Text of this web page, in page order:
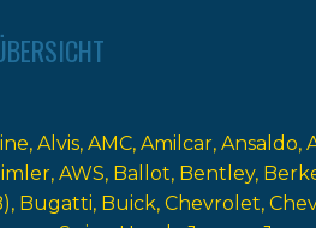
Alvis AMC Amilcar Ansaldo
AWS Ballot Bentley
Bugatti Buick Chevrolet